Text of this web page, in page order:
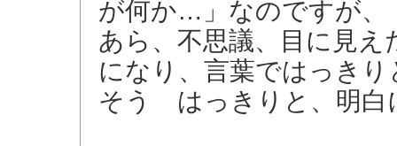
が何か…」なのですが、
あら、不思議、目に見
になり、言葉ではっき
そう はっきりと、明白